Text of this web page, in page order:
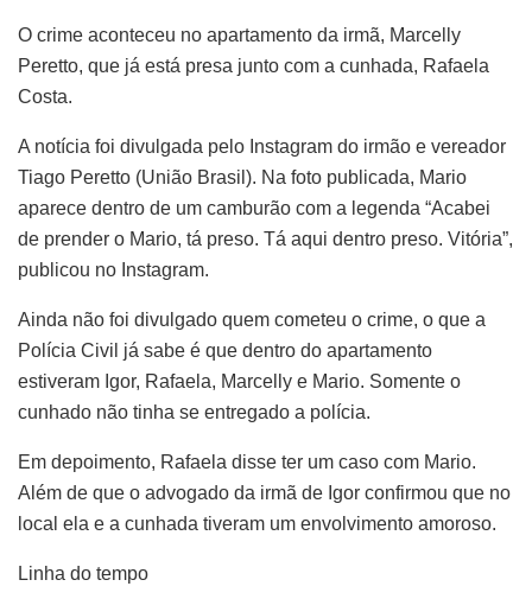
O crime aconteceu no apartamento da irmã, Marcelly
Peretto, que já está presa junto com a cunhada, Rafaela
Costa.
A notícia foi divulgada pelo Instagram do irmão e vereador
Tiago Peretto (União Brasil). Na foto publicada, Mario
aparece dentro de um camburão com a legenda “Acabei
de prender o Mario, tá preso. Tá aqui dentro preso. Vitória”,
publicou no Instagram.
Ainda não foi divulgado quem cometeu o crime, o que a
Polícia Civil já sabe é que dentro do apartamento
estiveram Igor, Rafaela, Marcelly e Mario. Somente o
cunhado não tinha se entregado a polícia.
Em depoimento, Rafaela disse ter um caso com Mario.
Além de que o advogado da irmã de Igor confirmou que no
local ela e a cunhada tiveram um envolvimento amoroso.
Linha do tempo